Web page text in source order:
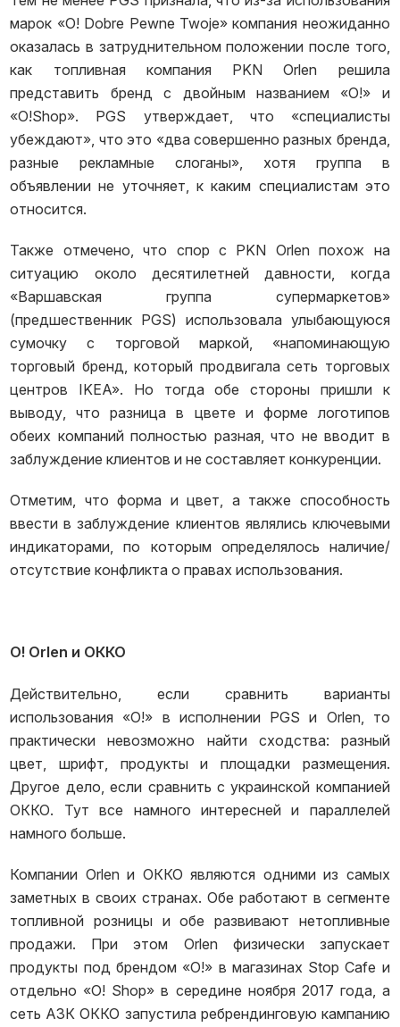
марок «O! Dobre Pewne Twoje» компания неожиданно
оказалась в затруднительном положении после того,
как топливная компания PKN Orlen решила
представить бренд с двойным названием «O!» и
«O!Shop». PGS утверждает, что «специалисты
убеждают», что это «два совершенно разных бренда,
разные рекламные слоганы», хотя группа в
объявлении не уточняет, к каким специалистам это
относится.
Также отмечено, что спор с PKN Orlen похож на
ситуацию около десятилетней давности, когда
«Варшавская группа супермаркетов»
(предшественник PGS) использовала улыбающуюся
сумочку с торговой маркой, «напоминающую
торговый бренд, который продвигала сеть торговых
центров IKEA». Но тогда обе стороны пришли к
выводу, что разница в цвете и форме логотипов
обеих компаний полностью разная, что не вводит в
заблуждение клиентов и не составляет конкуренции.
Отметим, что форма и цвет, а также способность
ввести в заблуждение клиентов являлись ключевыми
индикаторами, по которым определялось наличие/
отсутствие конфликта о правах использования.
О! Orlen и ОККО
Действительно, если сравнить варианты
использования «О!» в исполнении PGS и Orlen, то
практически невозможно найти сходства: разный
цвет, шрифт, продукты и площадки размещения.
Другое дело, если сравнить с украинской компанией
ОККО. Тут все намного интересней и параллелей
намного больше.
Компании Orlen и ОККО являются одними из самых
заметных в своих странах. Обе работают в сегменте
топливной розницы и обе развивают нетопливные
продажи. При этом Orlen физически запускает
продукты под брендом «О!» в магазинах Stop Cafe и
отдельно «О! Shop» в середине ноября 2017 года, а
сеть АЗК ОККО запустила ребрендинговую кампанию